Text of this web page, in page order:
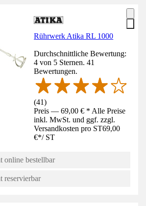
Rührwerk Atika RL 1000
Durchschnittliche Bewertung:
4 von 5 Sternen. 41
Bewertungen.
(41)
Preis — 69,00 € * Alle Preise
inkl. MwSt. und ggf. zzgl.
Versandkosten pro ST69,00
€*/ ST
online bestellbar
reservierbar